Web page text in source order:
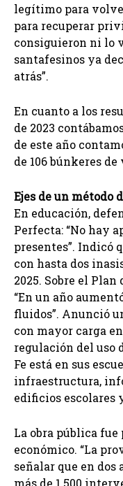
legítimo para
para recuperar
consiguieron ni lo
santafesinos ya
atrás”.
En cuanto a los
de 2023
de este año
de 106 búnkeres
Ejes de un método
En educación,
Perfecta: “No hay
presentes”. Indicó
con hasta dos
2025. Sobre el
“En un año
fluidos”. Anunció
con mayor carga
regulación del uso
Fe está en sus
infraestructura,
edificios escolares
La obra pública
económico. “La
señalar que en dos
más de 1.500